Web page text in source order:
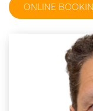
ONLINE